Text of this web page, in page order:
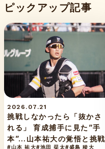
ピックアップ記事
2026.07.21
挑戦しなかったら「抜かさ
れる」 育成捕手に見た”手
本”…山本祐大の覚悟と挑戦
#山本 祐大#池田 栞太#盛島 稜大